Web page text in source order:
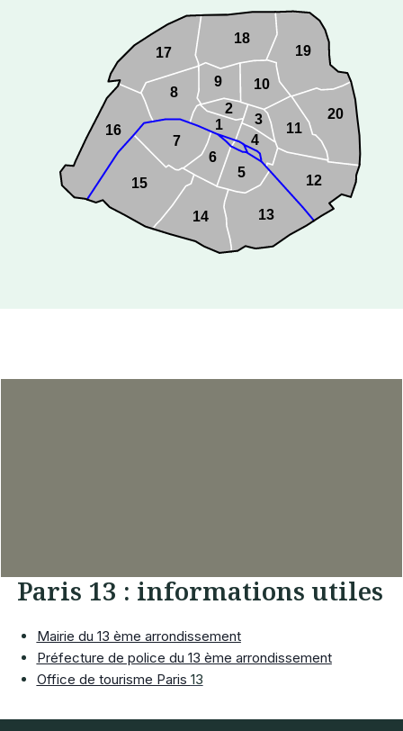
Paris 13 : informations utiles
Mairie du 13 ème arrondissement
Préfecture de police du 13 ème arrondissement
Office de tourisme Paris 13